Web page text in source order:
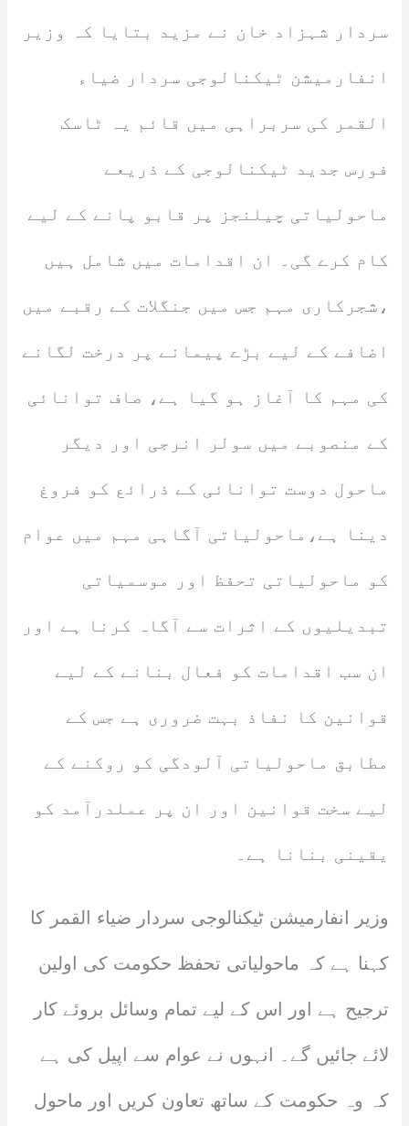
سردار شہزاد خان نے مزید بتایا کہ وزیر
انفارمیشن ٹیکنالوجی سردار ضیاء
القمر کی سربراہی میں قائم یہ ٹاسک
فورس جدید ٹیکنالوجی کے ذریعے
ماحولیاتی چیلنجز پر قابو پانے کے لیے
کام کرے گی۔ ان اقدامات میں شامل ہیں
،شجرکاری مہم جس میں جنگلات کے رقبے میں
اضافے کے لیے بڑے پیمانے پر درخت لگانے
کی مہم کا آغاز ہو گیا ہے، صاف توانائی
کے منصوبے میں سولر انرجی اور دیگر
ماحول دوست توانائی کے ذرائع کو فروغ
دینا ہے،ماحولیاتی آگاہی مہم میں عوام
کو ماحولیاتی تحفظ اور موسمیاتی
تبدیلیوں کے اثرات سے آگاہ کرنا ہے اور
ان سب اقدامات کو فعال بنانے کے لیے
قوانین کا نفاذ بہت ضروری ہے جس کے
مطابق ماحولیاتی آلودگی کو روکنے کے
لیے سخت قوانین اور ان پر عملدرآمد کو
یقینی بنانا ہے۔
وزیر انفارمیشن ٹیکنالوجی سردار ضیاء القمر کا
کہنا ہے کہ ماحولیاتی تحفظ حکومت کی اولین
ترجیح ہے اور اس کے لیے تمام وسائل بروئے کار
لائے جائیں گے۔ انہوں نے عوام سے اپیل کی ہے
کہ وہ حکومت کے ساتھ تعاون کریں اور ماحول